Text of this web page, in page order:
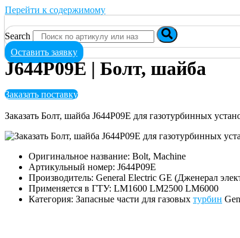
Перейти к содержимому
Search
Оставить заявку
J644P09E | Болт, шайба
Заказать поставку
Заказать Болт, шайба J644P09E для газотурбинных
Оригинальное название: Bolt, Machine
Артикульный номер: J644P09E
Производитель: General Electric GE (Дженерал
Применяется в ГТУ: LM1600 LM2500 LM6000
Категория: Запасные части для газовых турбин